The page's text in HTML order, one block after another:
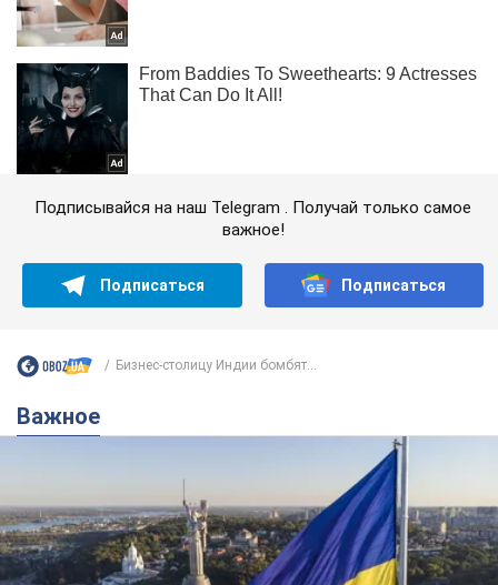
Подписывайся на наш Telegram . Получай только самое
важное!
Подписаться Подписаться
Бизнес-столицу Индии бомбят...
Важное